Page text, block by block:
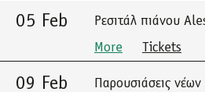
05 Feb
Ρεσιτάλ πιάνου
More
Tickets
09 Feb
Παρουσιάσεις